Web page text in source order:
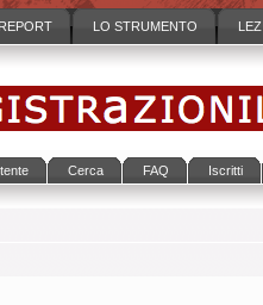
LO STRUMENTO
Cerca FAQ Iscritti